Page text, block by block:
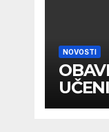
NOVOSTI